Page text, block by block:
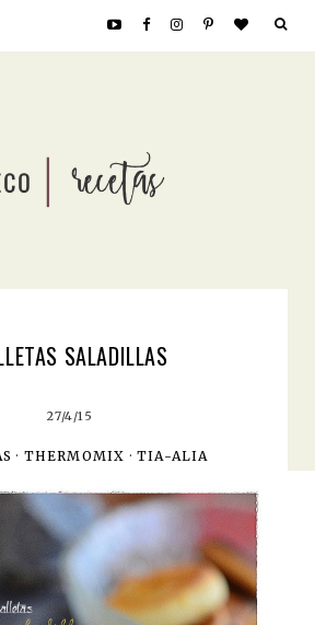
SALADILLAS
27/4/15
· THERMOMIX ·TIA-ALIA